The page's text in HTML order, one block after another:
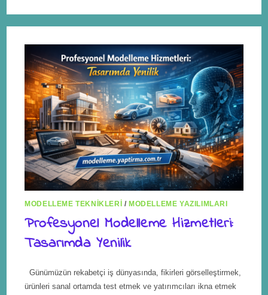
MODELLEME TEKNIKLERI /MODELLEME YAZILIMLARI
Profesyonel Modelleme Hizmetleri:
Tasarımda Yenilik
Günümüzün rekabetçi iş dünyasında, fikirleri görselleştirmek,
ürünleri sanal ortamda test etmek ve yatırımcıları ikna etmek